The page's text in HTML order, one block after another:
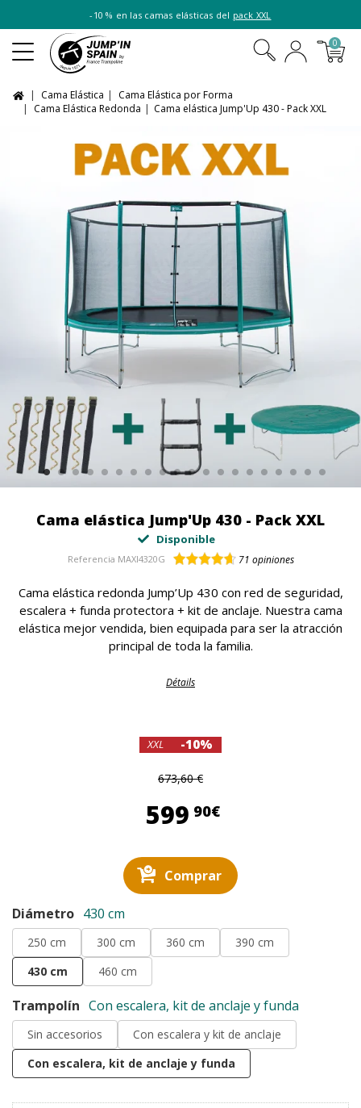
-10 % en las camas elásticas del pack XXL
0
Cama Elástica
Cama Elástica por Forma
Cama Elástica Redonda
Cama elástica Jump'Up 430 - Pack XXL
Cama elástica Jump'Up 430 - Pack XXL
Disponible
Referencia MAXI4320G 71 opiniones
Cama elástica redonda Jump’Up 430 con red de seguridad,
escalera + funda protectora + kit de anclaje. Nuestra cama
elástica mejor vendida, bien equipada para ser la atracción
principal de toda la familia.
Détails
XXL -10%
673,60 €
599 90€599,90 €
Comprar
Diámetro 430 cm
250 cm 300 cm 360 cm
390 cm
430 cm
460 cm
Trampolín Con escalera, kit de anclaje y funda
Sin accesorios
Con escalera y kit de anclaje
Con escalera, kit de anclaje y funda